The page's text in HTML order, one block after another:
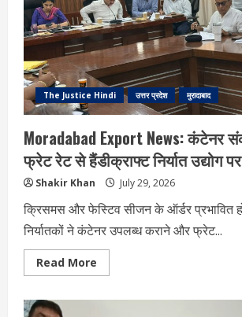
दहशत,
कांवड़
मार्ग
पर
वायरल
हुआ
वीडियो
The Justice Hindi उत्तर प्रदेश मुरादाबाद
Moradabad Export News: कंटेनर
फ्रेट रेट से हैंडीक्राफ्ट निर्यात उद्योग
Shakir Khan July 29, 2026
क्रिसमस और फेस्टिव सीजन के ऑर्डर प्रभावित
निर्यातकों ने कंटेनर उपलब्ध कराने और फ्रेट...
Read More
more